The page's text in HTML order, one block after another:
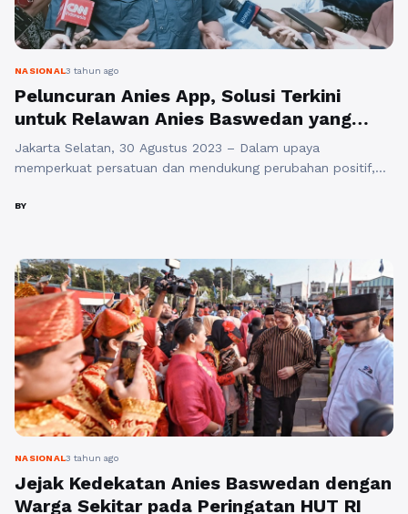
NASIONAL3 tahun ago
Peluncuran Anies App, Solusi Terkini
untuk Relawan Anies Baswedan yang
Lebih Baik
Jakarta Selatan, 30 Agustus 2023 – Dalam upaya
memperkuat persatuan dan mendukung perubahan positif,
merayakan Grand Launching Anies App: Menjaga Suara,
perhatian, karena mengintegrasikan teknologi dan semangat
perubahan. Aplikasi revolusioner ini, yang ...Baca
Selengkapnya
BY
NASIONAL3 tahun ago
Jejak Kedekatan Anies Baswedan dengan
Warga Sekitar pada Peringatan HUT RI